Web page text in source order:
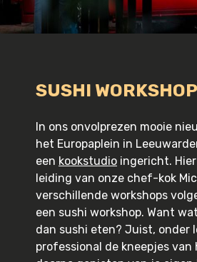
SUSHI WORKSHOP
In ons onvolprezen mooie
het Europaplein in
een kookstudio ingericht.
leiding van onze chef-kok
verschillende workshops
een sushi workshop. Want
dan sushi eten? Juist, onder
professional de kneepjes van